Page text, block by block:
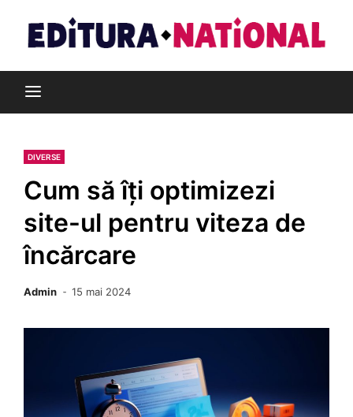
content
Editura Național
DIVERSE
Cum să îți optimizezi
site-ul pentru viteza de
încărcare
Admin 15 mai 2024